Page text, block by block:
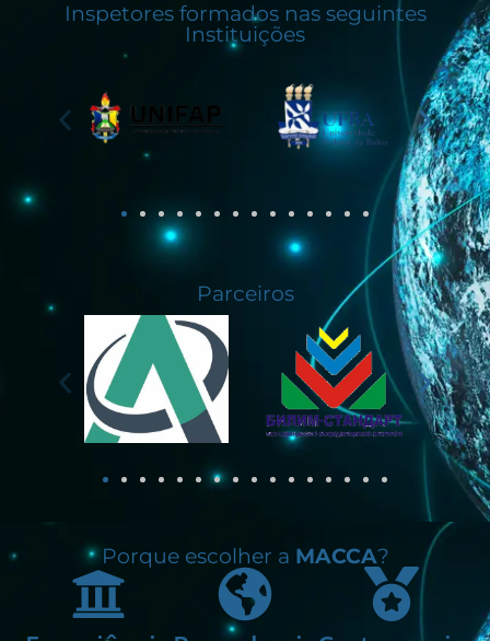
Inspetores formados nas seguintes
Instituições
Parceiros
Porque escolher a MACCA?